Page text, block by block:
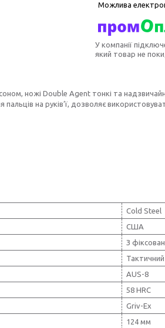
У компанії
який товар не
ножі Double Agent тонкі та
на руків’ї, дозволяє
Cold Steel
США
З
Тактичний
AUS-8
58 HRC
Griv-Ex
124 мм